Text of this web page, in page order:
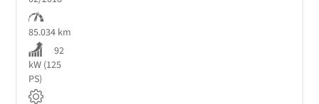
85.034 km
92
kW (125
PS)